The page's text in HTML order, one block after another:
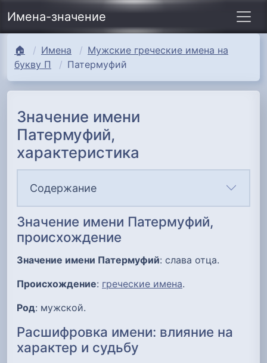
Имена-значение
🏠 Имена
Мужские греческие имена на
букву П
Патермуфий
Значение имени
Патермуфий,
характеристика
Содержание
Значение имени Патермуфий,
происхождение
Значение имени Патермуфий: слава отца.
Происхождение: греческие имена.
Род: мужской.
Расшифровка имени: влияние на
характер и судьбу